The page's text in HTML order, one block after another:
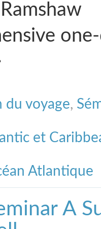
du voyage,
et
Atlantique
A